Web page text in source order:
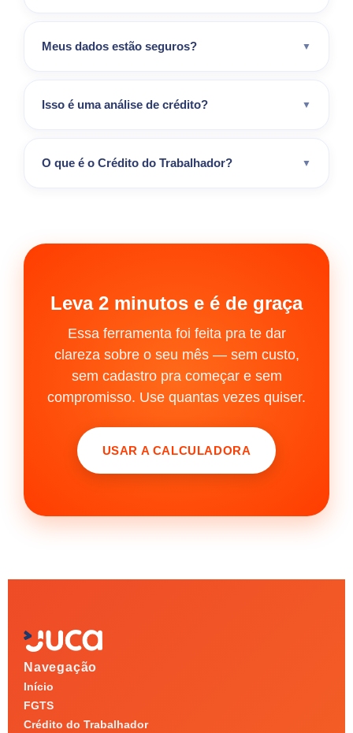
Meus dados estão seguros? ▼
Isso é uma análise de crédito? ▼
O que é o Crédito do Trabalhador? ▼
Leva 2 minutos e é de graça
Essa ferramenta foi feita pra te dar
clareza sobre o seu mês — sem custo,
sem cadastro pra começar e sem
compromisso. Use quantas vezes quiser.
USAR A CALCULADORA
Navegação
Início
FGTS
Crédito do Trabalhador